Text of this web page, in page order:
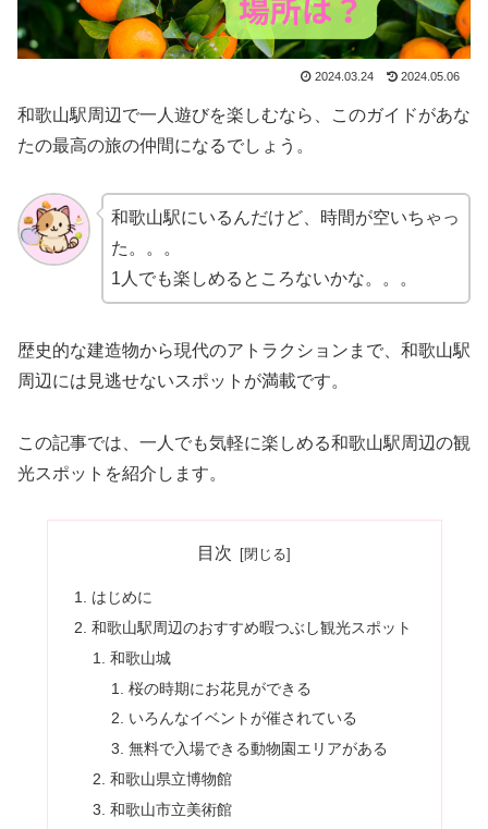
2024.03.24 2024.05.06
和歌山駅周辺で一人遊びを楽しむなら、このガイドがあな
たの最高の旅の仲間になるでしょう。
和歌山駅にいるんだけど、時間が空いちゃっ
た。。。
1人でも楽しめるところないかな。。。
歴史的な建造物から現代のアトラクションまで、和歌山駅
周辺には見逃せないスポットが満載です。
この記事では、一人でも気軽に楽しめる和歌山駅周辺の観
光スポットを紹介します。
目次
はじめに
和歌山駅周辺のおすすめ暇つぶし観光スポット
和歌山城
桜の時期にお花見ができる
いろんなイベントが催されている
無料で入場できる動物園エリアがある
和歌山県立博物館
和歌山市立美術館